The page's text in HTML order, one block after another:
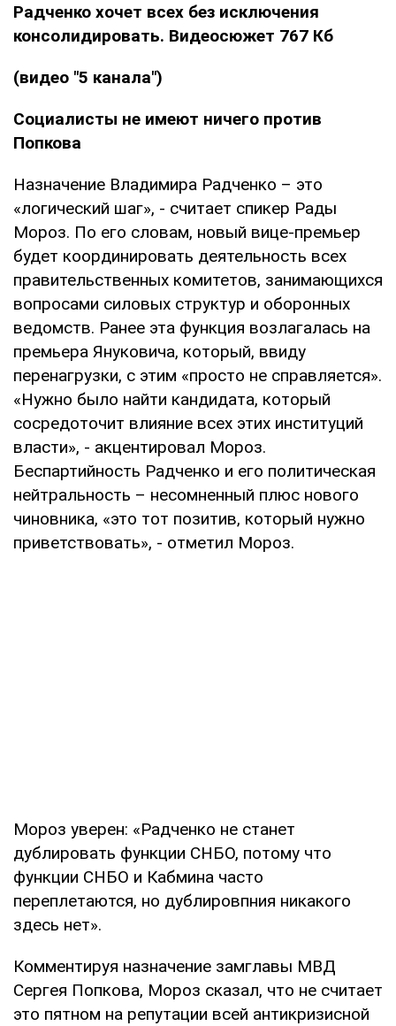
Радченко хочет всех без исключения
консолидировать. Видеосюжет 767 Кб
(видео "5 канала")
Социалисты не имеют ничего против
Попкова
Назначение Владимира Радченко – это
«логический шаг», - считает спикер Рады
Мороз. По его словам, новый вице-премьер
будет координировать деятельность всех
правительственных комитетов, занимающихся
вопросами силовых структур и оборонных
ведомств. Ранее эта функция возлагалась на
премьера Януковича, который, ввиду
перенагрузки, с этим «просто не справляется».
«Нужно было найти кандидата, который
сосредоточит влияние всех этих институций
власти», - акцентировал Мороз.
Беспартийность Радченко и его политическая
нейтральность – несомненный плюс нового
чиновника, «это тот позитив, который нужно
приветствовать», - отметил Мороз.
Мороз уверен: «Радченко не станет
дублировать функции СНБО, потому что
функции СНБО и Кабмина часто
переплетаются, но дублировпния никакого
здесь нет».
Комментируя назначение замглавы МВД
Сергея Попкова, Мороз сказал, что не считает
это пятном на репутации всей антикризисной